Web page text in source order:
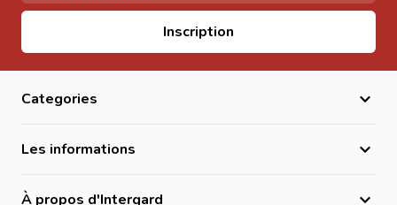
Inscription
Categories
Les informations
À propos d'Intergard